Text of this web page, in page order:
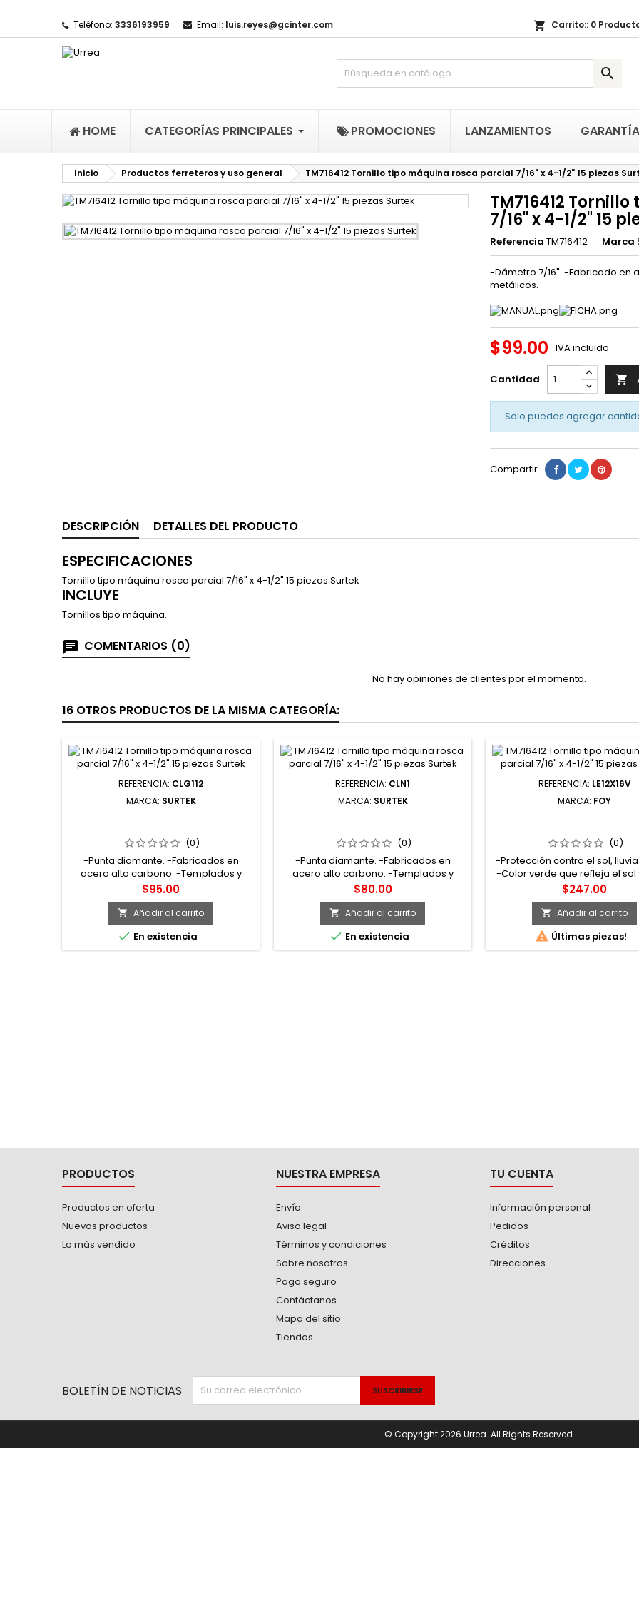
Teléfono: 3336193959 Email: luis.reyes@gcinter.com shopping_cart Carrito:: 0

HOME CATEGORÍAS PRINCIPALES PROMOCIONES LANZAMIENTOS
Inicio Productos ferreteros y uso general TM716412 Tornillo tipo máquina rosca parcial 7/16" x 4-1/2" 15 piezas
TM716412
7/16" x 4-1/2" 15
Referencia TM716412 Marca
-Dámetro 7/16". -Fabricado en
metálicos.
$99.00 IVA incluido
Cantidad 
Solo puedes agregar
Compartir
DESCRIPCIÓN DETALLES DEL PRODUCTO
ESPECIFICACIONES
Tornillo tipo máquina rosca parcial 7/16" x 4-1/2" 15 piezas Surtek
INCLUYE
Tornillos tipo máquina.
COMENTARIOS (0)
No hay opiniones de clientes por el momento.
16 OTROS PRODUCTOS DE LA MISMA CATEGORÍA:
REFERENCIA: CLG112
MARCA: SURTEK
(0)
-Punta diamante. -Fabricados en
acero alto carbono. -Templados y
revenidos. -Largo 1 1/2". -Se utilizan
principalmente en la industria de la
construcción en viviendas, puentes y
edificios, y, de manera general, donde
se utiliza acero y concreto. También en
construcciones con block o ladrillo y en
Precio
$95.00
 Añadir al carrito
 En existencia
REFERENCIA: CLN1
MARCA: SURTEK
(0)
-Punta diamante. -Fabricados en
acero alto carbono. -Templados y
revenidos. -Largo 1". -Se utilizan
principalmente en la industria de la
construcción en viviendas, puentes y
edificios, y, de manera general, donde
se utiliza acero y concreto. También en
construcciones con block o ladrillo y en
Precio
$80.00
 Añadir al carrito
 En existencia
REFERENCIA: LE12X16V
MARCA: FOY
(0)
-Protección contra el sol,
-Color verde que refleja el sol
plata que evita el
Densidad 110 g/m² -14 mm
Precio
$247.00
 Añadir al carrito
 Últimas piezas!
PRODUCTOS
Productos en oferta
Nuevos productos
Lo más vendido
NUESTRA EMPRESA
Envío
Aviso legal
Términos y condiciones
Sobre nosotros
Pago seguro
Contáctanos
Mapa del sitio
Tiendas
TU CUENTA
Información personal
Pedidos
Créditos
Direcciones
Mi lista de regalos
((title))
((label))
((cancelText))
Iniciar sesión
Debe iniciar sesión para guardar productos en su lista de deseos.
((loginText))
BOLETÍN DE NOTICIAS
© Copyright 2026 Urrea. All Rights Reserved.